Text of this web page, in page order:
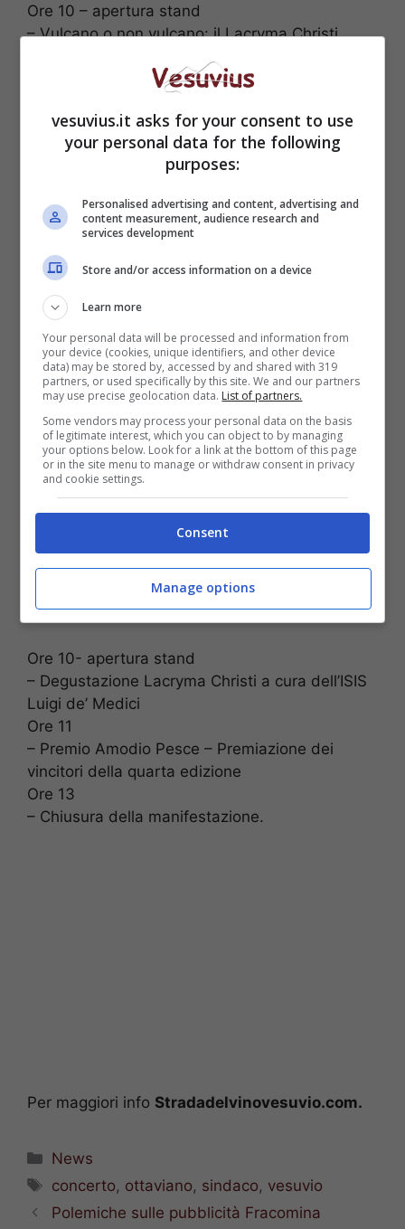
Ore 10 – apertura stand
– Vulcano o non vulcano: il Lacryma Christi
Capasso e Giuseppe Aliberti;
– Visita guidata al centro storico di Ottaviano
(raduno in Piazza San Michele)
– Sala conferenze – convegno
– Cena con menù tipico vesuviano a cura
dell’associazione Ristoratori e Albergatori
Vesuviani.
Notte bianca con tammurriate, pizziche,
tarantelle, villanelle
Domenica 11 settembre
Ore 10- apertura stand
– Degustazione Lacryma Christi a cura dell’ISIS
Luigi de’ Medici
Ore 11
– Premio Amodio Pesce – Premiazione dei
vincitori della quarta edizione
Ore 13
– Chiusura della manifestazione.
Per maggiori info Stradadelvinovesuvio.com.
Categorie
News
Tag
concerto, ottaviano, sindaco, vesuvio
Polemiche sulle pubblicità Fracomina
vesuvius.it asks for your consent to use
your personal data for the following
purposes:
Personalised advertising and content, advertising and
content measurement, audience research and
services development
Store and/or access information on a device
Learn more
Your personal data will be processed and information from
your device (cookies, unique identifiers, and other device
data) may be stored by, accessed by and shared with 319
partners, or used specifically by this site. We and our partners
may use precise geolocation data. List of partners.
Some vendors may process your personal data on the basis
of legitimate interest, which you can object to by managing
your options below. Look for a link at the bottom of this page
or in the site menu to manage or withdraw consent in privacy
and cookie settings.
Consent
Manage options